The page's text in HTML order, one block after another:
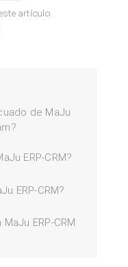
artículo.
de MaJu
ERP-CRM?
ERP-CRM?
ERP-CRM